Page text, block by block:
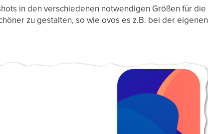
in den verschiedenen notwendigen Größen für die
zu gestalten, so wie ovos es z.B. bei der eigenen